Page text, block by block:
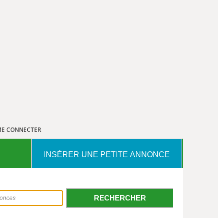
CONNECTER
INSÉRER UNE PETITE ANNONCE
RECHERCHER